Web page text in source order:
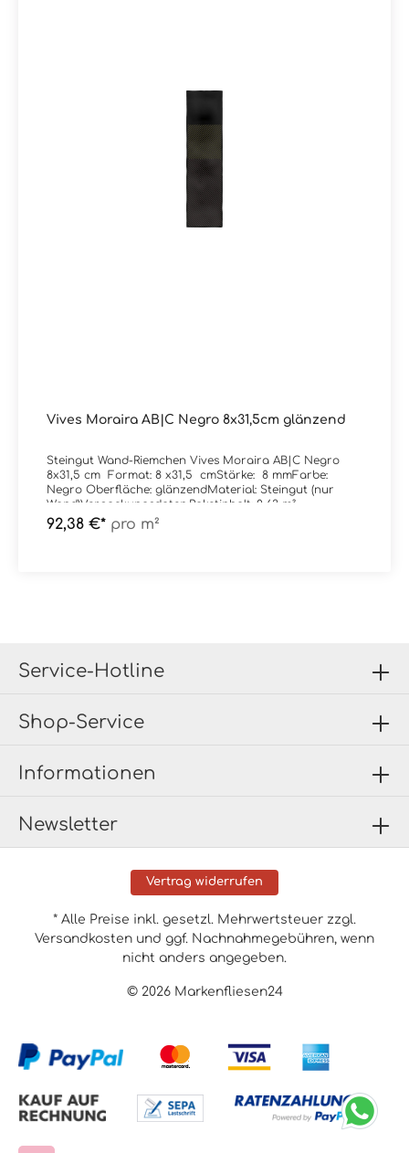
Vives Moraira AB|C Negro 8x31,5cm glänzend
Steingut Wand-Riemchen Vives Moraira AB|C Negro
8x31,5 cm Format: 8 x31,5 cmStärke: 8 mmFarbe:
Negro Oberfläche: glänzendMaterial: Steingut (nur
Wand)Verpackungsdaten:Paketinhalt: 0,63 m²
92,38 €* pro m²
Newsletter
Service-Hotline
Shop-Service
Informationen
Vertrag widerrufen
© 2026 Markenfliesen24
* Alle Preise inkl. gesetzl. Mehrwertsteuer zzgl.
Versandkosten und ggf. Nachnahmegebühren, wenn
nicht anders angegeben.